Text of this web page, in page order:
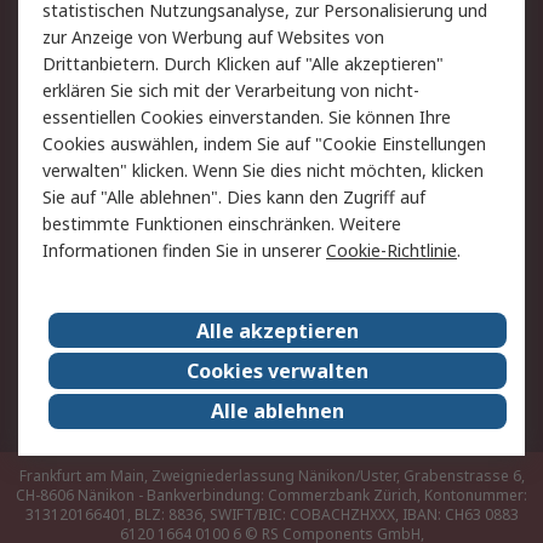
Hilfe
Rechtliches
AGB
Datenschutz
Cookie-Richtlinie
Zahlungsbedingungen
Copyright/Impressum
Über RS
Karriere bei RS
Nachhaltigkeit
Qualität/Umwelt/ZertifikatePresse-Center
Event-Center
Frankfurt am Main, Zweigniederlassung Nänikon/Uster, Grabenstrasse 6,
CH-8606 Nänikon - Bankverbindung: Commerzbank Zürich, Kontonummer:
313120166401, BLZ: 8836, SWIFT/BIC: COBACHZHXXX, IBAN: CH63 0883
6120 1664 0100 6 © RS Components GmbH,
statistischen Nutzungsanalyse, zur Personalisierung und
zur Anzeige von Werbung auf Websites von
Drittanbietern. Durch Klicken auf "Alle akzeptieren"
erklären Sie sich mit der Verarbeitung von nicht-
essentiellen Cookies einverstanden. Sie können Ihre
Cookies auswählen, indem Sie auf "Cookie Einstellungen
verwalten" klicken. Wenn Sie dies nicht möchten, klicken
Sie auf "Alle ablehnen". Dies kann den Zugriff auf
bestimmte Funktionen einschränken. Weitere
Informationen finden Sie in unsererCookie-Richtlinie.
Alle akzeptieren
Cookies verwalten
Alle ablehnen